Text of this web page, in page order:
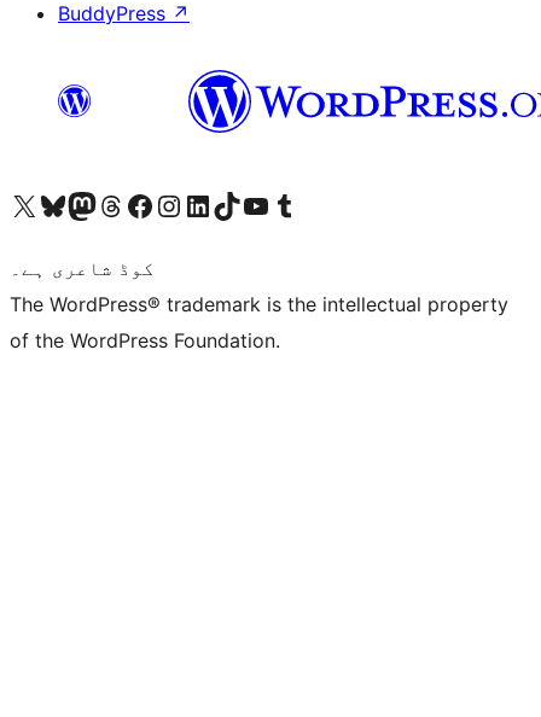
BuddyPress ↗
Visit our X (formerly Twitter) account
ہمارے بلیواسکائی اکاؤنٹ پر جائیں
Visit our Mastodon account
ہمارے ٹھریڈز اکاؤنٹ پر جائیں
Visit our Facebook page
Visit our Instagram account
Visit our LinkedIn account
ہمارے ٹک ٹاک اکاؤنٹ پر جائیں
Visit our YouTube channel
ہمارے ٹمبلر اکاؤنٹ پر جائیں
کوڈ شاعری ہے۔
The WordPress® trademark is the intellectual property
of the WordPress Foundation.